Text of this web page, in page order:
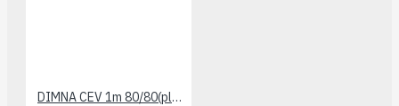
DIMNA CEV 1m 80/80(plasticna) VIESSMANN